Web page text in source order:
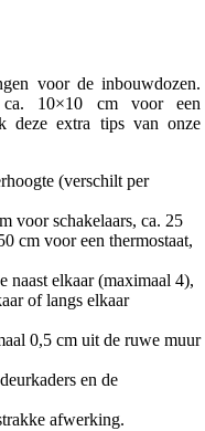
voor de inbouwdozen.
ca. 10×10 cm voor een
deze extra tips van onze
(verschilt per
voor schakelaars, ca. 25
cm voor een thermostaat,
naast elkaar (maximaal 4),
of langs elkaar
0,5 cm uit de ruwe muur
en de
afwerking.